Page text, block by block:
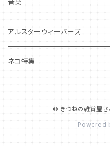
ギフトバッグ・巾着
ハンカチ・手拭い
その他
音楽
アルスターウィーバーズ
ネコ特集
© きつねの雑貨屋さ
Powered